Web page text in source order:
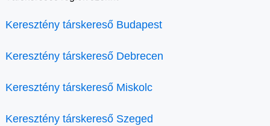
Keresztény társkereső Budapest
Keresztény társkereső Debrecen
Keresztény társkereső Miskolc
Keresztény társkereső Szeged